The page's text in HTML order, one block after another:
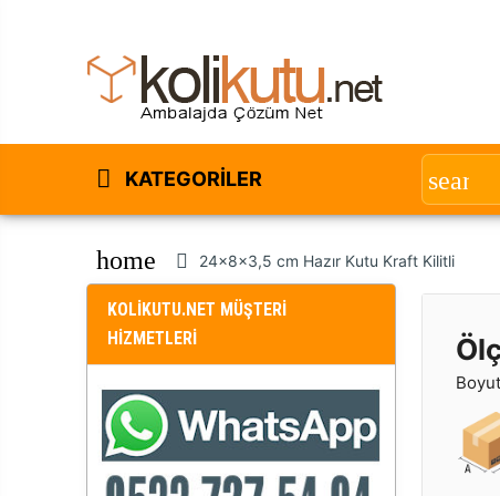
KATEGORILER
home 24x8x3,5 cm Hazır Kutu Kraft Kilitli
KOLİKUTU.NET MÜŞTERİ
HİZMETLERİ